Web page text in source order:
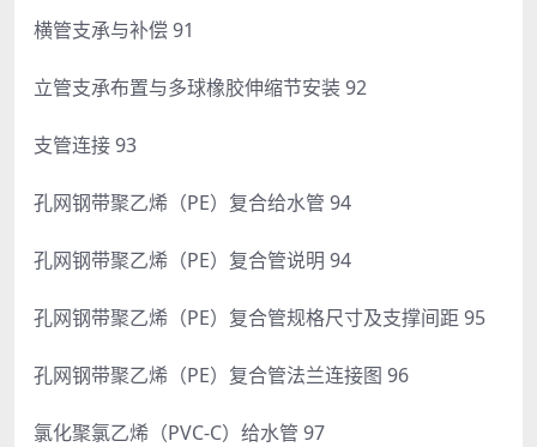
横管支承与补偿 91
立管支承布置与多球橡胶伸缩节安装 92
支管连接 93
孔网钢带聚乙烯（PE）复合给水管 94
孔网钢带聚乙烯（PE）复合管说明 94
孔网钢带聚乙烯（PE）复合管规格尺寸及支撑间距 95
孔网钢带聚乙烯（PE）复合管法兰连接图 96
氯化聚氯乙烯（PVC-C）给水管 97